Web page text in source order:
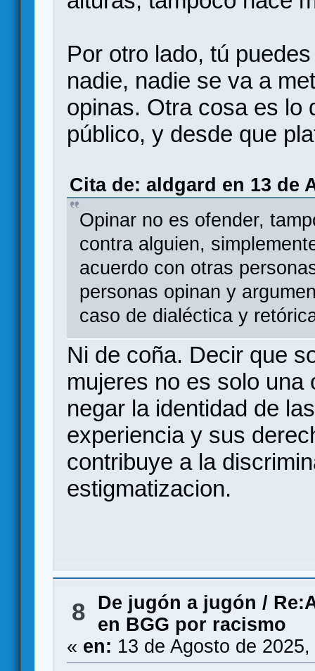
Por otro lado, tú
nadie, nadie se va a
opinas. Otra cosa es lo
público, y desde que
Cita de: aldgard en 13 de
Opinar no es ofender,
contra alguien,
acuerdo con otras
personas opinan y
caso de dialéctica y
Ni de coña. Decir que
mujeres no es solo una
negar la identidad de
experiencia y sus
contribuye a la
estigmatizacion.
8 De jugón a jugón /
en BGG por racismo
« en: 13 de Agosto de